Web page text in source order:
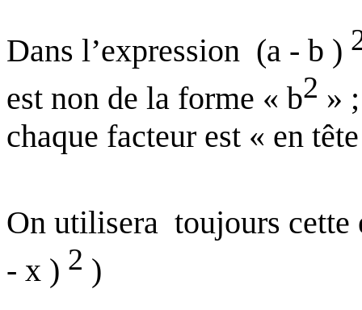
Dans l’expression (a - b )
est non de la forme « b2 »
chaque facteur est « en
On utilisera toujours cette
- x ) 2 )